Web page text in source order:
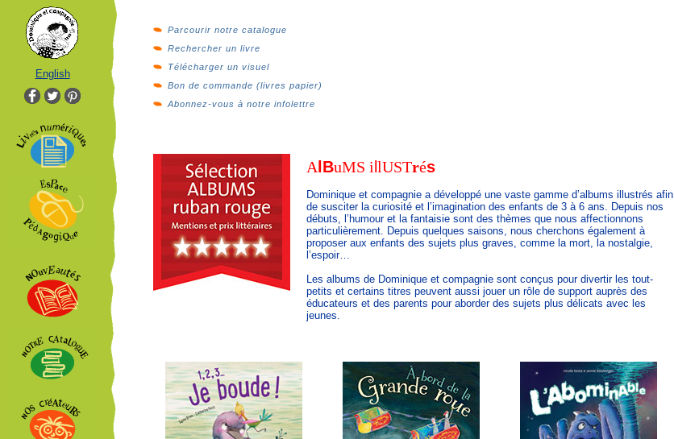
English
Parcourir notre catalogue
Rechercher un livre
Télécharger un visuel
Bon de commande (livres papier)
Abonnez-vous à notre infolettre
A BuMS i lUSTrés
Dominique et compagnie a développé une vaste gamme d’albums illustrés afin
de susciter la curiosité et l’imagination des enfants de 3 à 6 ans. Depuis nos
débuts, l’humour et la fantaisie sont des thèmes que nous affectionnons
particulièrement. Depuis quelques saisons, nous cherchons également à
proposer aux enfants des sujets plus graves, comme la mort, la nostalgie,
l’espoir…
Les albums de Dominique et compagnie sont conçus pour divertir les tout-
petits et certains titres peuvent aussi jouer un rôle de support auprès des
éducateurs et des parents pour aborder des sujets plus délicats avec les
jeunes.